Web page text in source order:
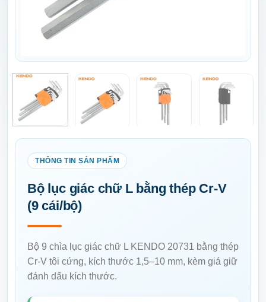
Bộ lục giác chữ L bằng thép Cr-V
(9 cái/bộ)
Bộ 9 chìa lục giác chữ L KENDO 20731 bằng thép
Cr-V tôi cứng, kích thước 1,5–10 mm, kèm giá giữ
đánh dấu kích thước.